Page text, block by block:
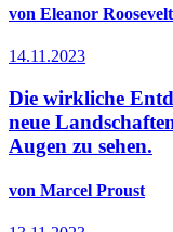
von Eleanor Roosevelt
14.11.2023
Die wirkliche
neue
Augen zu sehen.
von Marcel Proust